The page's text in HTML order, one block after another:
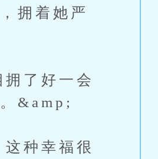
拥着她严
了好一会
&amp;
种幸福很